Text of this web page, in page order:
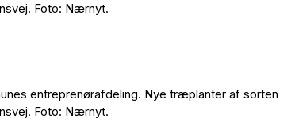
Foto: Nærnyt.
entreprenørafdeling. Nye træplanter af sorten
Foto: Nærnyt.